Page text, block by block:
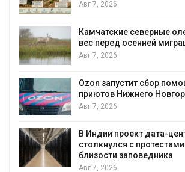
Авг 7, 2026
Камчатские северные
вес перед осенней
Авг 7, 2026
Ozon запустит сбор
приютов Нижнего
Авг 7, 2026
В Индии проект дата-
столкнулся с
близости заповедника
Авг 7, 2026